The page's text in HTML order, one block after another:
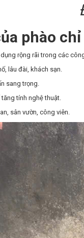
phào chỉ
rộng rãi trong các
lâu đài, khách sạn.
sang trọng.
tính nghệ thuật.
sân vườn, công viên.